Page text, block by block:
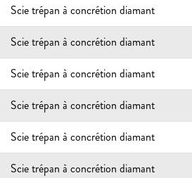
Scie trépan à concrétion diamant
Scie trépan à concrétion diamant
Scie trépan à concrétion diamant
Scie trépan à concrétion diamant
Scie trépan à concrétion diamant
Scie trépan à concrétion diamant